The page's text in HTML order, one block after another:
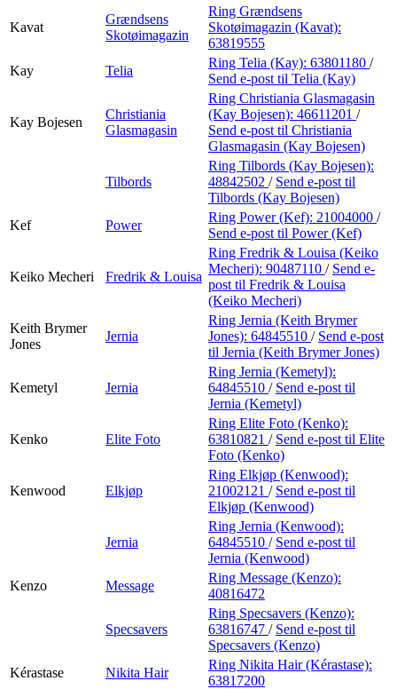
Kavat
Grændsens
Skotøimagazin
Ring Grændsens
Skotøimagazin (Kavat):
63819555
Kay
Telia
Ring Telia (Kay): 63801180 /
Send e-post til Telia (Kay)
Kay Bojesen
Christiania
Glasmagasin
Ring Christiania Glasmagasin
(Kay Bojesen): 46611201 /
Send e-post til Christiania
Glasmagasin (Kay Bojesen)
Tilbords
Ring Tilbords (Kay Bojesen):
48842502 / Send e-post til
Tilbords (Kay Bojesen)
Kef
Power
Ring Power (Kef): 21004000 /
Send e-post til Power (Kef)
Keiko Mecheri Fredrik & Louisa
Ring Fredrik & Louisa (Keiko
Mecheri): 90487110 / Send e-
post til Fredrik & Louisa
(Keiko Mecheri)
Keith Brymer
Jones
Jernia
Ring Jernia (Keith Brymer
Jones): 64845510 / Send e-post
til Jernia (Keith Brymer Jones)
Kemetyl Jernia
Ring Jernia (Kemetyl):
64845510 / Send e-post til
Jernia (Kemetyl)
Kenko Elite Foto
Ring Elite Foto (Kenko):
63810821 / Send e-post til Elite
Foto (Kenko)
Kenwood Elkjøp
Ring Elkjøp (Kenwood):
21002121 / Send e-post til
Elkjøp (Kenwood)
Jernia
Ring Jernia (Kenwood):
64845510 / Send e-post til
Jernia (Kenwood)
Kenzo
Message
Ring Message (Kenzo):
40816472
Specsavers
Ring Specsavers (Kenzo):
63816747 / Send e-post til
Specsavers (Kenzo)
Kérastase
Nikita Hair
Ring Nikita Hair (Kérastase):
63817200